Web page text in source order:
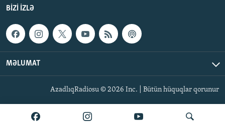
XƏBƏR BÜLLETENLƏRIMIZ
BIZI IZLƏ
MƏLUMAT
AzadlıqRadiosu © 2026 Inc. | Bütün hüquqlar qorunur